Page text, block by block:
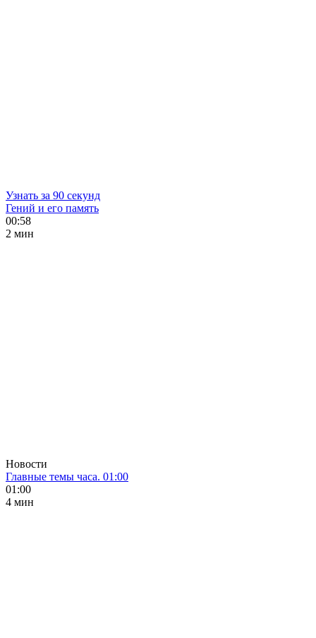
Узнать за 90 секунд
Гений и его память
00:58
2 мин
Новости
Главные темы часа. 01:00
01:00
4 мин